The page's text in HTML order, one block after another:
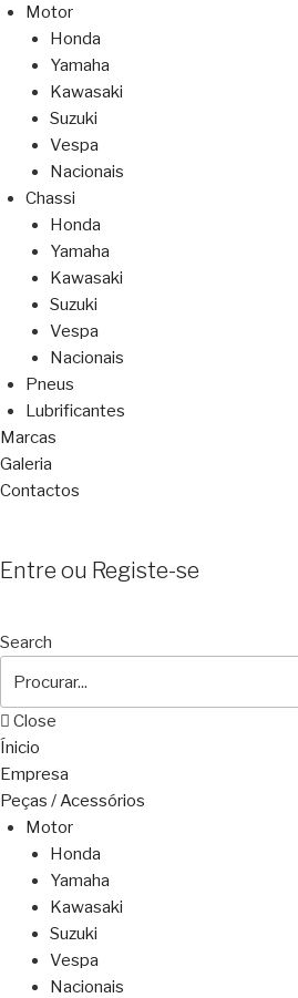
Motor
Honda
Yamaha
Kawasaki
Suzuki
Vespa
Nacionais
Chassi
Honda
Yamaha
Kawasaki
Suzuki
Vespa
Nacionais
Pneus
Lubrificantes
Marcas
Galeria
Contactos
Entre ou Registe-se
Search
Close
Ínicio
Empresa
Peças / Acessórios
Motor
Honda
Yamaha
Kawasaki
Suzuki
Vespa
Nacionais